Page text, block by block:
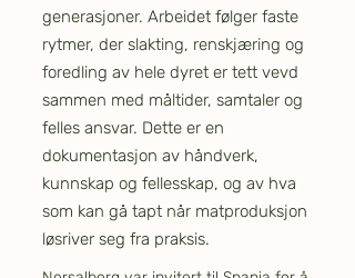
generasjoner. Arbeidet følger faste
rytmer, der slakting, renskjæring og
foredling av hele dyret er tett vevd
sammen med måltider, samtaler og
felles ansvar. Dette er en
dokumentasjon av håndverk,
kunnskap og fellesskap, og av hva
som kan gå tapt når matproduksjon
løsriver seg fra praksis.